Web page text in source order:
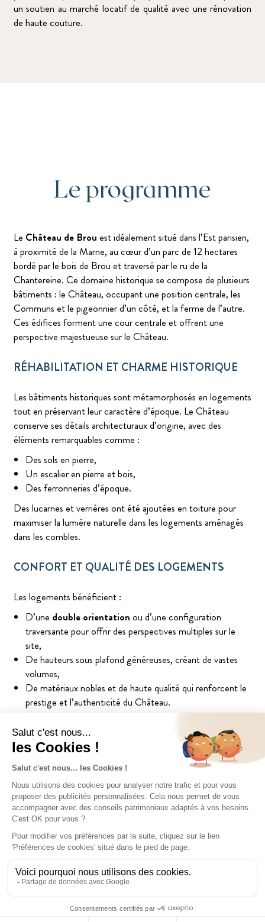
un soutien au marché locatif de qualité avec une rénovation
de haute couture.
Le programme
Le Château de Brou est idéalement situé dans l’Est parisien,
à proximité de la Marne, au cœur d’un parc de 12 hectares
bordé par le bois de Brou et traversé par le ru de la
Chantereine. Ce domaine historique se compose de plusieurs
bâtiments : le Château, occupant une position centrale, les
Communs et le pigeonnier d’un côté, et la ferme de l’autre.
Ces édifices forment une cour centrale et offrent une
perspective majestueuse sur le Château.
RÉHABILITATION ET CHARME HISTORIQUE
Les bâtiments historiques sont métamorphosés en logements
tout en préservant leur caractère d’époque. Le Château
conserve ses détails architecturaux d’origine, avec des
éléments remarquables comme :
Des sols en pierre,
Un escalier en pierre et bois,
Des ferronneries d’époque.
Des lucarnes et verrières ont été ajoutées en toiture pour
maximiser la lumière naturelle dans les logements aménagés
dans les combles.
CONFORT ET QUALITÉ DES LOGEMENTS
Les logements bénéficient :
D’une double orientation ou d’une configuration
traversante pour offrir des perspectives multiples sur le
site,
De hauteurs sous plafond généreuses, créant de vastes
volumes,
De matériaux nobles et de haute qualité qui renforcent le
prestige et l’authenticité du Château.
histoire, nature et modernité se rencontrent
harmonieusement.
15 LOGEMENTS DISPONIBLES